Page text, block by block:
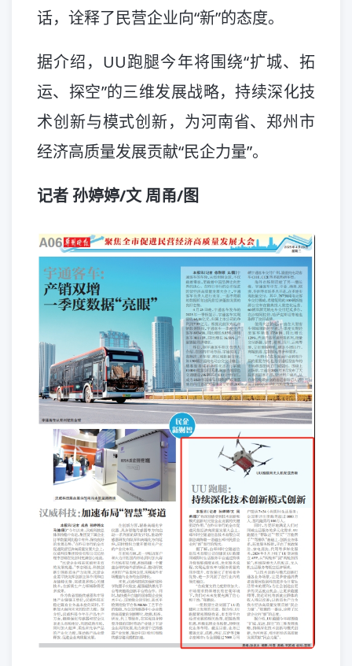
话，诠释了民营企业向“新”的态度。
据介绍，UU跑腿今年将围绕“扩城、拓
运、探空”的三维发展战略，持续深化技
术创新与模式创新，为河南省、郑州市
经济高质量发展贡献“民企力量”。
记者 孙婷婷/文 周甬/图